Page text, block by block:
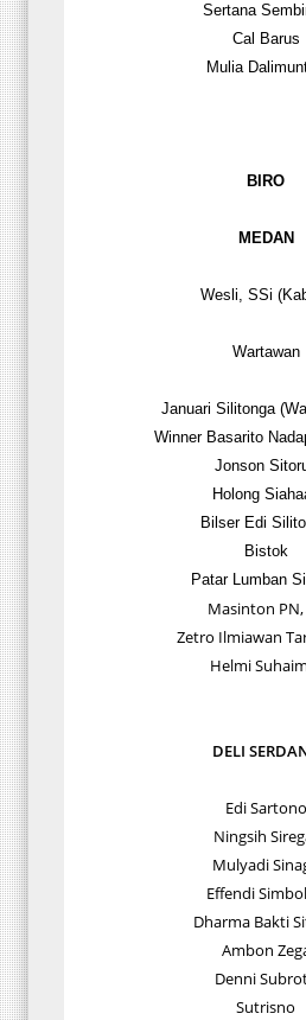
Sertana
Cal Barus
Mulia
BIRO
MEDAN
Wesli, SSi
Wartawan
Januari Silitonga
Winner Basarito
Jonson
Holong
Bilser Edi
Bistok
Patar Lumban
Masinton PN,
Zetro Ilmiawan
Helmi
DELI
Edi Sartono
Ningsih
Mulyadi
Effendi
Dharma Bakti
Ambon
Denni
Sutrisno